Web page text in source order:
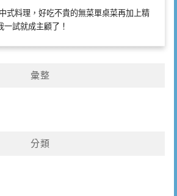
式料理，好吃不貴的無菜單桌菜再加上精
試就成主顧了！
彙整
分類